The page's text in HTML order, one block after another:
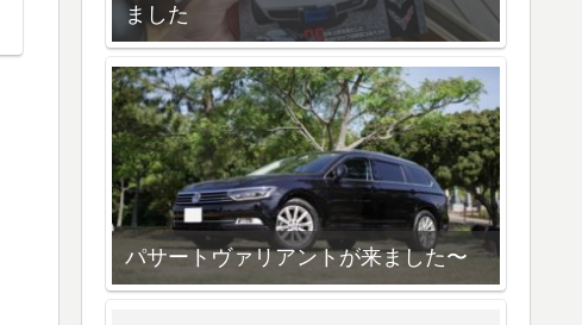
ました
パサートヴァリアントが来ました〜